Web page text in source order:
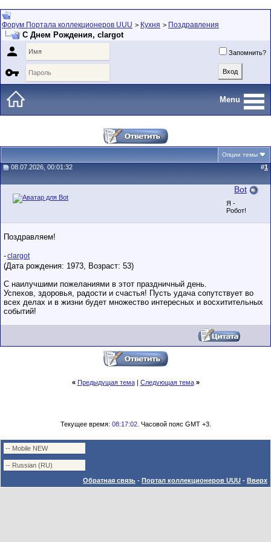
Форум Портала коллекционеров UUU > Кухня > Поздравления
С Днем Рождения, clargot
 Запомнить?

Menu
Опции темы
08.07.2026, 00:01:32 #1
Bot
Я -
Робот!
Поздравляем!
-clargot
(Дата рождения: 1973, Возраст: 53)
С наилучшими пожеланиями в этот праздничный день.
Успехов, здоровья, радости и счастья! Пусть удача сопутствует во
всех делах и в жизни будет множество интересных и восхитительных
событий!
« Предыдущая тема| Следующая тема »
Текущее время: 08:17:02. Часовой пояс GMT +3.
Обратная связь - Портал коллекционеров UUU - Вверх